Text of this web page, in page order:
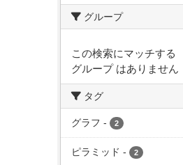
グループ
この検索にマッチする
グループ はありません
タグ
グラフ - 2
ピラミッド - 2